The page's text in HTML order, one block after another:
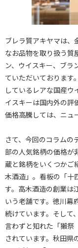
ブレラ質アキヤマは、
なお品物を取り扱う質
ン、ウイスキー、ブラ
ていただいております
しているレアな国産ウ
イスキーは国内外の評
価格高騰しては、ニュ
さて、今回のコラムの
部の人気銘柄の価格が
蔵と銘柄をいくつかご
木酒造」。看板の「十
す。高木酒造の創業は
いう老舗です。徳川幕
続けています。そして
言わずと知れた「獺祭
されています。秋田県